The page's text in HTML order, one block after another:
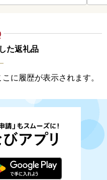
た返礼品
に履歴が表示されます。